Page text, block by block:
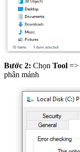
Bước 2: Chọn Tool =>
phân mảnh